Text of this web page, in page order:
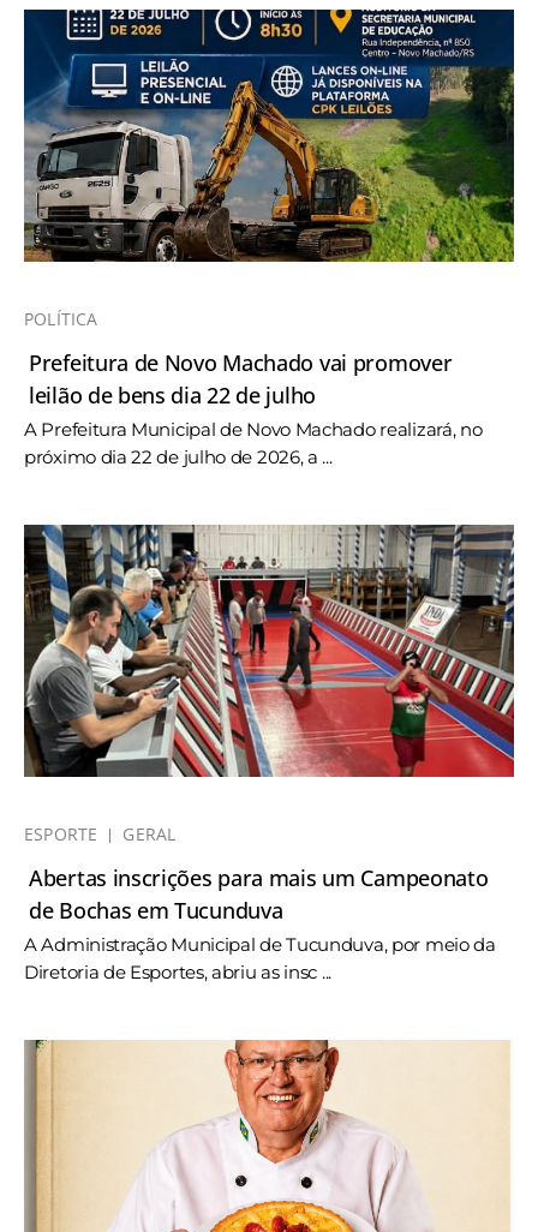
POLÍTICA
Prefeitura de Novo Machado vai promover
leilão de bens dia 22 de julho
A Prefeitura Municipal de Novo Machado realizará, no
próximo dia 22 de julho de 2026, a ...
ESPORTE GERAL
Abertas inscrições para mais um Campeonato
de Bochas em Tucunduva
A Administração Municipal de Tucunduva, por meio da
Diretoria de Esportes, abriu as insc ...